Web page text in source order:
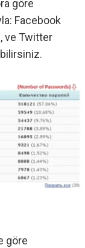
göre
Facebook
ve Twitter
göre